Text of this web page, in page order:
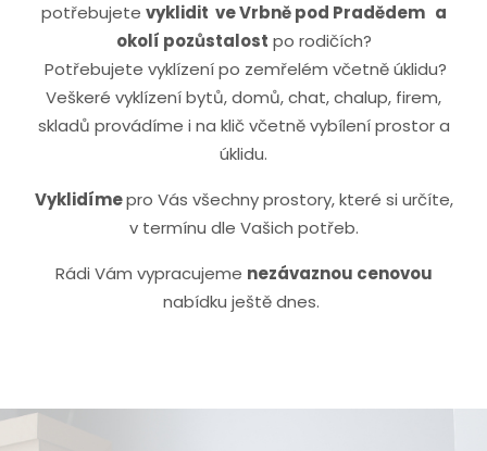
potřebujete vyklidit ve Vrbně pod Pradědem a
okolí pozůstalost po rodičích?
Potřebujete vyklízení po zemřelém včetně úklidu?
Veškeré vyklízení bytů, domů, chat, chalup, firem,
skladů provádíme i na klič včetně vybílení prostor a
úklidu.
Vyklidímepro Vás všechny prostory, které si určíte,
v termínu dle Vašich potřeb.
Rádi Vám vypracujeme nezávaznou cenovou
nabídku ještě dnes.